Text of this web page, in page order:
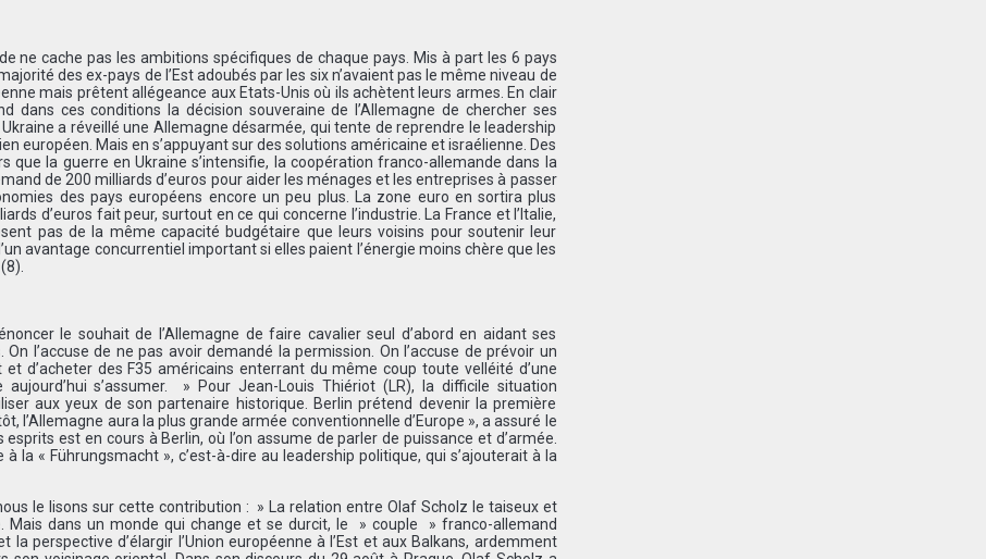
ne cache pas les ambitions spécifiques de chaque pays. Mis à part les 6 pays
des ex-pays de l’Est adoubés par les six n’avaient pas le même niveau de
mais prêtent allégeance aux Etats-Unis où ils achètent leurs armes. En clair
dans ces conditions la décision souveraine de l’Allemagne de chercher ses
a réveillé une Allemagne désarmée, qui tente de reprendre le leadership
européen. Mais en s’appuyant sur des solutions américaine et israélienne. Des
que la guerre en Ukraine s’intensifie, la coopération franco-allemande dans la
de 200 milliards d’euros pour aider les ménages et les entreprises à passer
des pays européens encore un peu plus. La zone euro en sortira plus
d’euros fait peur, surtout en ce qui concerne l’industrie. La France et l’Italie,
pas de la même capacité budgétaire que leurs voisins pour soutenir leur
avantage concurrentiel important si elles paient l’énergie moins chère que les
le souhait de l’Allemagne de faire cavalier seul d’abord en aidant ses
l’accuse de ne pas avoir demandé la permission. On l’accuse de prévoir un
d’acheter des F35 américains enterrant du même coup toute velléité d’une
aujourd’hui s’assumer. » Pour Jean-Louis Thiériot (LR), la difficile situation
aux yeux de son partenaire historique. Berlin prétend devenir la première
l’Allemagne aura la plus grande armée conventionnelle d’Europe », a assuré le
est en cours à Berlin, où l’on assume de parler de puissance et d’armée.
la « Führungsmacht », c’est-à-dire au leadership politique, qui s’ajouterait à la
le lisons sur cette contribution : » La relation entre Olaf Scholz le taiseux et
Mais dans un monde qui change et se durcit, le » couple » franco-allemand
perspective d’élargir l’Union européenne à l’Est et aux Balkans, ardemment